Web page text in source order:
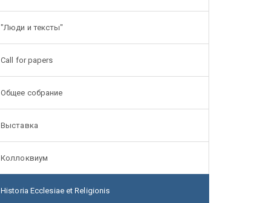
"Люди и тексты"
Call for papers
Общее собрание
Выставка
Коллоквиум
Historia Ecclesiae et Religionis